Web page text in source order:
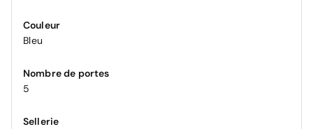
Couleur
Bleu
Nombre de portes
5
Sellerie